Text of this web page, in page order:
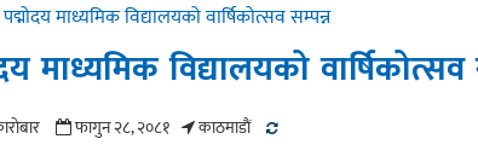
पद्मोदय माध्यमिक विद्यालयको वार्षिकोत्सव सम्पन्न
माध्यमिक विद्यालयको वार्षिकोत्सव
फागुन २८, २०८१ काठमाडाैं